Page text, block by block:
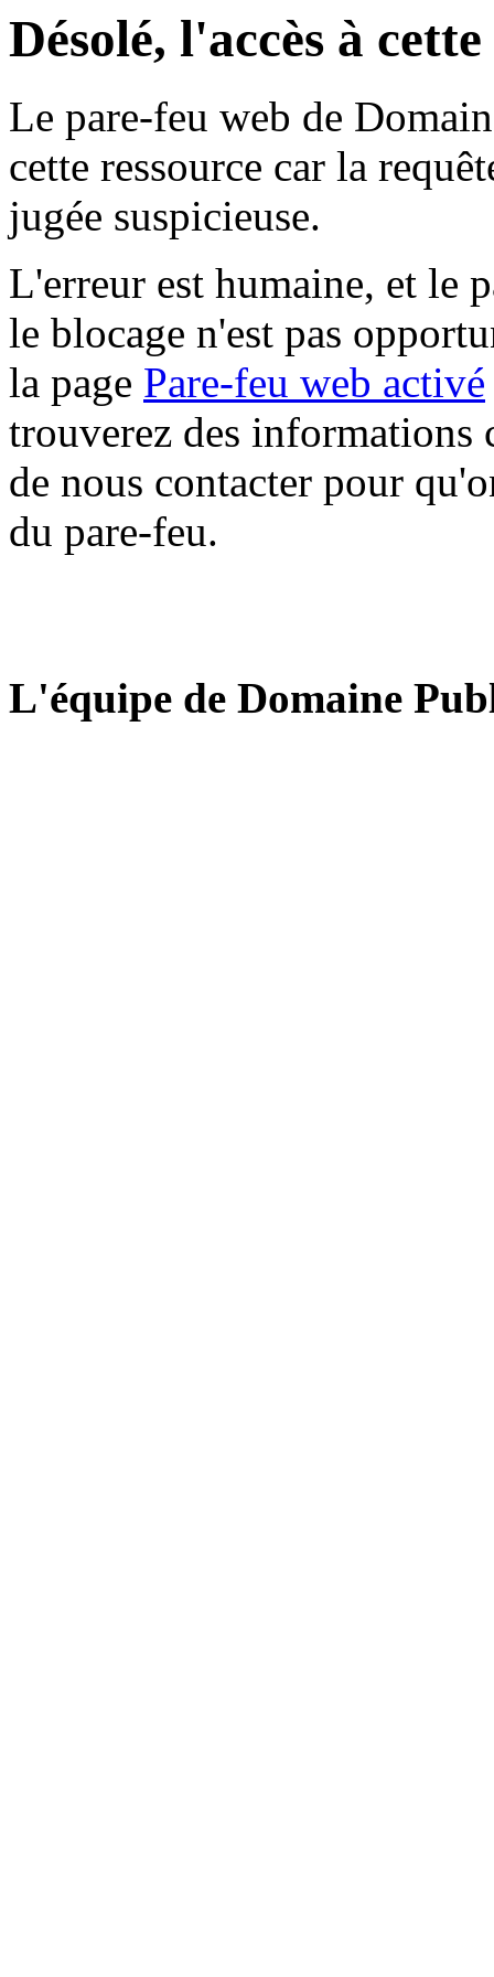
Désolé, l'accès à
Le pare-feu web de
cette ressource car la
jugée suspicieuse.
L'erreur est humaine, et le
le blocage n'est pas
la page Pare-feu web activé
trouverez des informations
de nous contacter pour
du pare-feu.
L'équipe de Domaine